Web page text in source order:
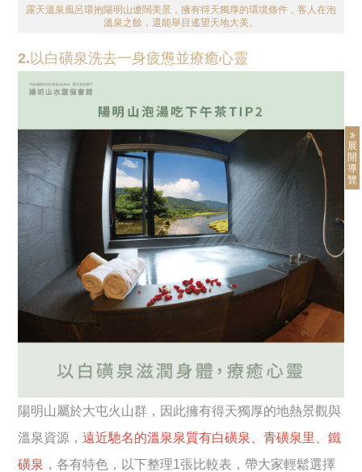
露天溫泉風呂環抱陽明山遼闊美景，擁有得天獨厚的環境條件，客人在泡
溫泉之餘，還能舉目遙望天地大美。
2.以白磺泉洗去一身疲憊並療癒心靈
陽明山屬於大屯火山群，因此擁有得天獨厚的地熱景觀與
溫泉資源，遠近馳名的溫泉泉質有白磺泉、青磺泉里、鐵
磺泉 ，各有特色，以下整理1張比較表，帶大家輕鬆選擇
展
開
導
覽